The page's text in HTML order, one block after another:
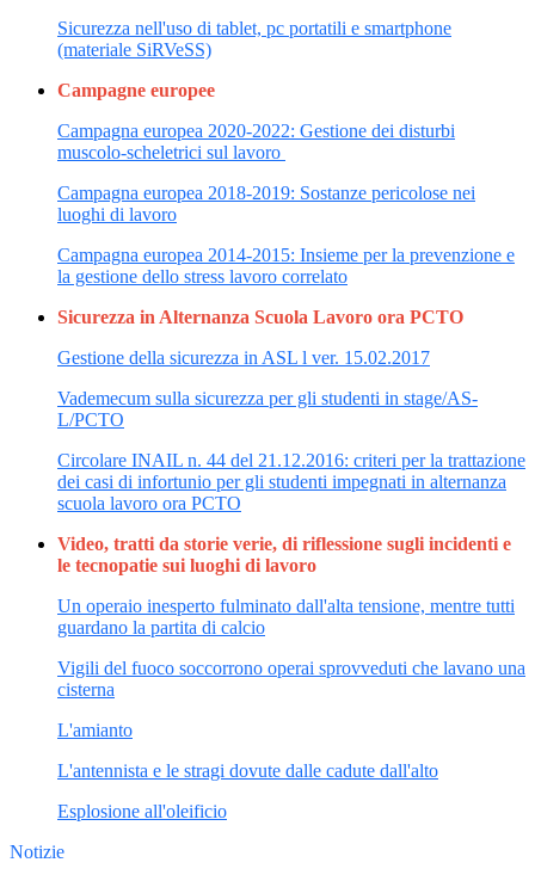
Sicurezza nell'uso di tablet, pc portatili e smartphone
(materiale SiRVeSS)
Campagne europee
Campagna europea 2020-2022: Gestione dei disturbi
muscolo-scheletrici sul lavoro
Campagna europea 2018-2019: Sostanze pericolose nei
luoghi di lavoro
Campagna europea 2014-2015: Insieme per la prevenzione e
la gestione dello stress lavoro correlato
Sicurezza in Alternanza Scuola Lavoro ora PCTO
Gestione della sicurezza in ASL l ver. 15.02.2017
Vademecum sulla sicurezza per gli studenti in stage/AS-
L/PCTO
Circolare INAIL n. 44 del 21.12.2016: criteri per la trattazione
dei casi di infortunio per gli studenti impegnati in alternanza
scuola lavoro ora PCTO
Video, tratti da storie verie, di riflessione sugli incidenti e
le tecnopatie sui luoghi di lavoro
Un operaio inesperto fulminato dall'alta tensione, mentre tutti
guardano la partita di calcio
Vigili del fuoco soccorrono operai sprovveduti che lavano una
cisterna
L'amianto
L'antennista e le stragi dovute dalle cadute dall'alto
Esplosione all'oleificio
Notizie